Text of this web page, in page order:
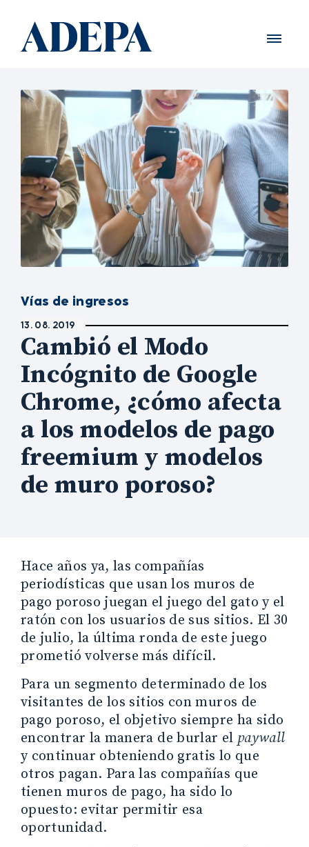
Vías de ingresos
13. 08. 2019
Cambió el Modo
Incógnito de Google
Chrome, ¿cómo afecta
a los modelos de pago
freemium y modelos
de muro poroso?
Hace años ya, las compañías
periodísticas que usan los muros de
pago poroso juegan el juego del gato y el
ratón con los usuarios de sus sitios. El 30
de julio, la última ronda de este juego
prometió volverse más difícil.
Para un segmento determinado de los
visitantes de los sitios con muros de
pago poroso, el objetivo siempre ha sido
encontrar la manera de burlar el paywall
y continuar obteniendo gratis lo que
otros pagan. Para las compañías que
tienen muros de pago, ha sido lo
opuesto: evitar permitir esa
oportunidad.